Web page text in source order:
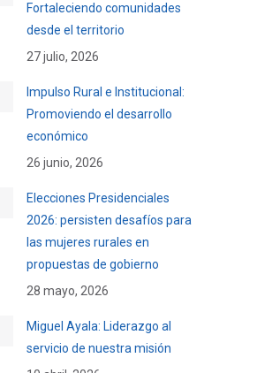
Fortaleciendo comunidades
desde el territorio
27 julio, 2026
Impulso Rural e Institucional:
Promoviendo el desarrollo
económico
26 junio, 2026
Elecciones Presidenciales
2026: persisten desafíos para
las mujeres rurales en
propuestas de gobierno
28 mayo, 2026
Miguel Ayala: Liderazgo al
servicio de nuestra misión